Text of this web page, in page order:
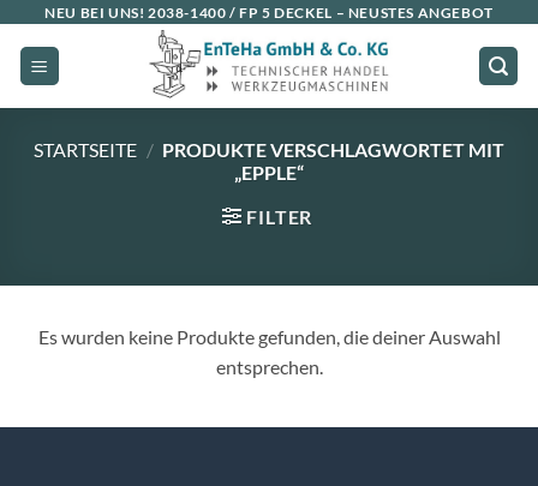
Inhalt
springen
NEU BEI UNS! 2038-1400 / FP 5 DECKEL – NEUSTES ANGEBOT
STARTSEITE / PRODUKTE VERSCHLAGWORTET MIT
„EPPLE“
FILTER
Es wurden keine Produkte gefunden, die deiner Auswahl
entsprechen.